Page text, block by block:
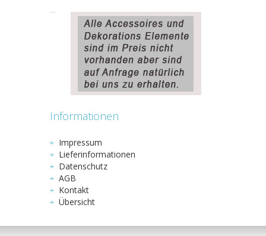
Informationen
Impressum
Lieferinformationen
Datenschutz
AGB
Kontakt
Übersicht